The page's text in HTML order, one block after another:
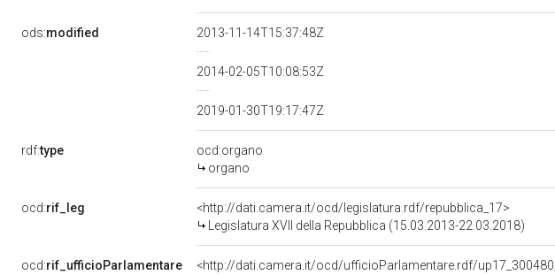
ods:modified 2013-11-14T15:37:48Z
2014-02-05T10:08:53Z
2019-01-30T19:17:47Z
rdf:type
ocd:organo
organo
ocd:rif_leg
<http://dati.camera.it/ocd/legislatura.rdf/repubblica_17>
Legislatura XVII della Repubblica (15.03.2013-22.03.2018)
ocd:rif_ufficioParlamentare
<http://dati.camera.it/ocd/ufficioParlamentare.rdf/